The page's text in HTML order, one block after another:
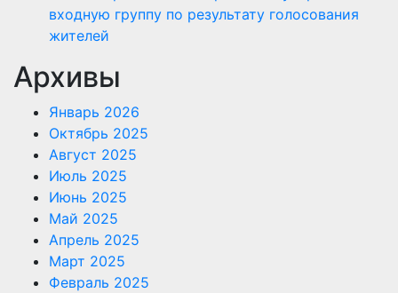
входную группу по результату голосования
жителей
Архивы
Январь 2026
Октябрь 2025
Август 2025
Июль 2025
Июнь 2025
Май 2025
Апрель 2025
Март 2025
Февраль 2025